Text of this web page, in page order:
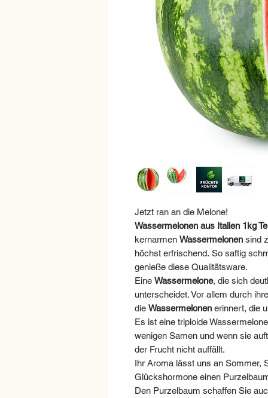
Jetzt ran an die Melone!
Wassermelonen aus Italien 1kg
kernarmen Wassermelonen sind
höchst erfrischend. So saftig
genieße diese Qualitätsware.
Eine Wassermelone, die sich
unterscheidet. Vor allem durch
die Wassermelonen erinnert, die
Es ist eine triploide
wenigen Samen und wenn sie
der Frucht nicht auffällt.
Ihr Aroma lässt uns an Sommer,
Glückshormone einen
Den Purzelbaum schaffen Sie